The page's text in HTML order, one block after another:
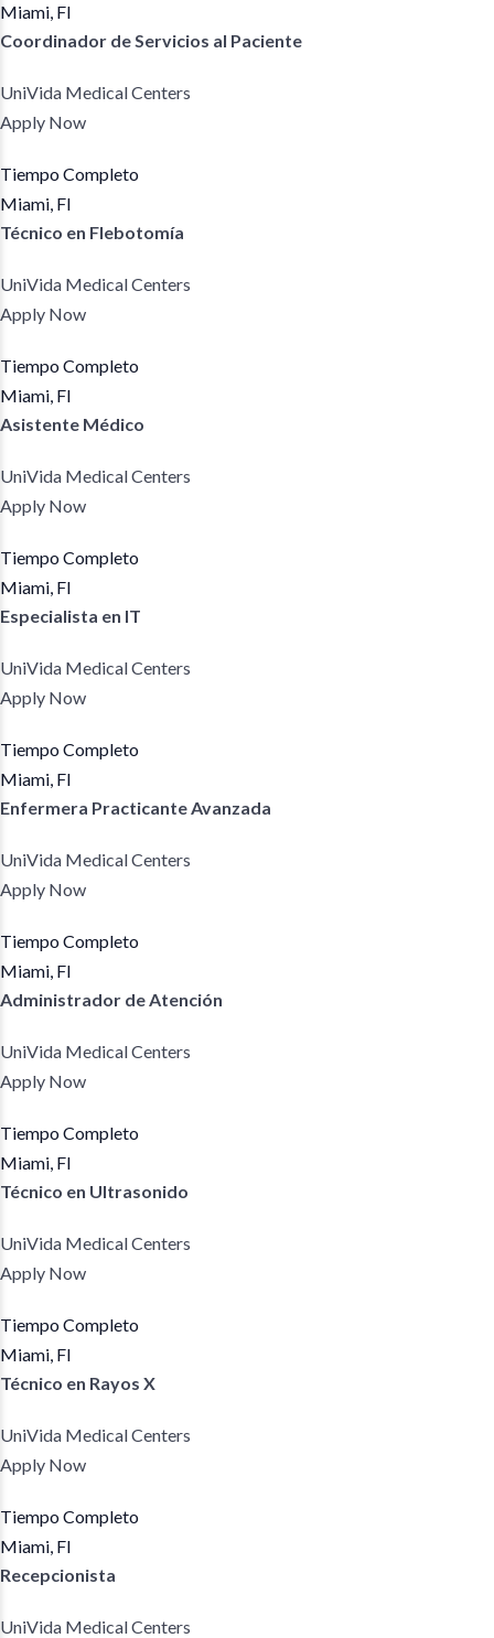
Miami, Fl
Coordinador de Servicios al Paciente
UniVida Medical Centers
Apply Now
Tiempo Completo
Miami, Fl
Técnico en Flebotomía
UniVida Medical Centers
Apply Now
Tiempo Completo
Miami, Fl
Asistente Médico
UniVida Medical Centers
Apply Now
Tiempo Completo
Miami, Fl
Especialista en IT
UniVida Medical Centers
Apply Now
Tiempo Completo
Miami, Fl
Enfermera Practicante Avanzada
UniVida Medical Centers
Apply Now
Tiempo Completo
Miami, Fl
Administrador de Atención
UniVida Medical Centers
Apply Now
Tiempo Completo
Miami, Fl
Técnico en Ultrasonido
UniVida Medical Centers
Apply Now
Tiempo Completo
Miami, Fl
Técnico en Rayos X
UniVida Medical Centers
Apply Now
Tiempo Completo
Miami, Fl
Recepcionista
UniVida Medical Centers